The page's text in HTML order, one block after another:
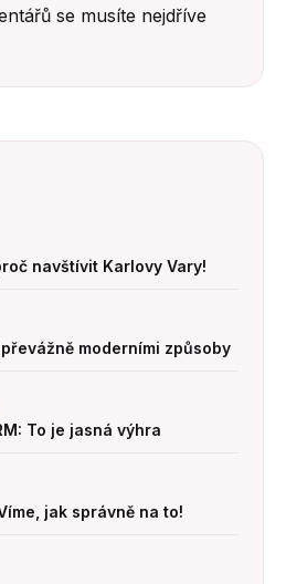
se musíte nejdříve
navštívit Karlovy Vary!
převážně moderními způsoby
To je jasná výhra
jak správně na to!